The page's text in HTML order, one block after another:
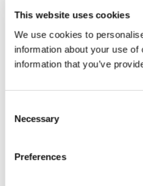
This website uses cookies
We use cookies to
information about your use
information that you’ve
Selection
Necessary
Preferences